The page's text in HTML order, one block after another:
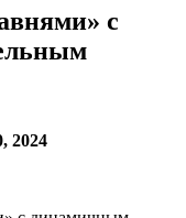
с
2024